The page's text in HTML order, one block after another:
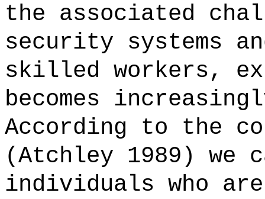
the associated
security systems
skilled workers,
becomes
According to the
(Atchley 1989) we
individuals who